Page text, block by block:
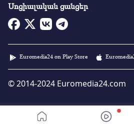
Սոցիալական ցանցեր
© 2014-2024 Euromedia24.com
Euromedia24 on Play Store